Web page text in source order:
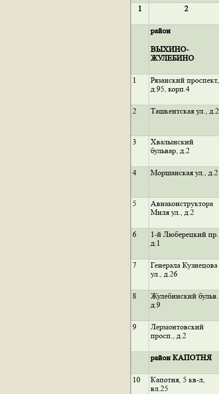
1 2
район
ВЫХИНО-
ЖУЛЕБИНО
1
Рязанский проспект,
д.95, корп.4
2 Ташкентская ул., д.2
3
Хвалынский
бульвар, д.2
4 Моршанская ул., д.2
5
Авиаконструктора
Миля ул., д.2
6
1-й Люберецкий
д.1
7
Генерала Кузнецова
ул., д.26
8
Жулебинский
д.9
9
Лермонтовский
просп., д.2
район КАПОТНЯ
10
Капотня, 5 кв-л,
вл.25